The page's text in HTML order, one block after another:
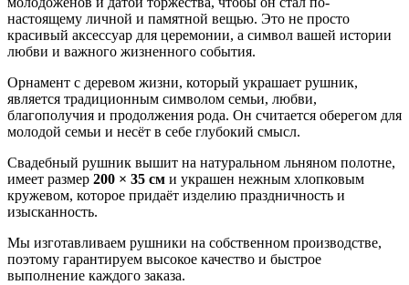
настоящему личной и памятной вещью. Это не просто
красивый аксессуар для церемонии, а символ вашей истории
любви и важного жизненного события.
Орнамент с деревом жизни, который украшает рушник,
является традиционным символом семьи, любви,
благополучия и продолжения рода. Он считается оберегом для
молодой семьи и несёт в себе глубокий смысл.
Свадебный рушник вышит на натуральном льняном полотне,
имеет размер 200 × 35 см и украшен нежным хлопковым
кружевом, которое придаёт изделию праздничность и
изысканность.
Мы изготавливаем рушники на собственном производстве,
поэтому гарантируем высокое качество и быстрое
выполнение каждого заказа.